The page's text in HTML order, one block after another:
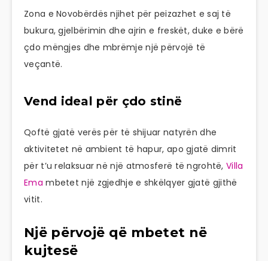
Zona e Novobërdës njihet për peizazhet e saj të
bukura, gjelbërimin dhe ajrin e freskët, duke e bërë
çdo mëngjes dhe mbrëmje një përvojë të
veçantë.
Vend ideal për çdo stinë
Qoftë gjatë verës për të shijuar natyrën dhe
aktivitetet në ambient të hapur, apo gjatë dimrit
për t’u relaksuar në një atmosferë të ngrohtë,Villa
Ema mbetet një zgjedhje e shkëlqyer gjatë gjithë
vitit.
Një përvojë që mbetet në
kujtesë